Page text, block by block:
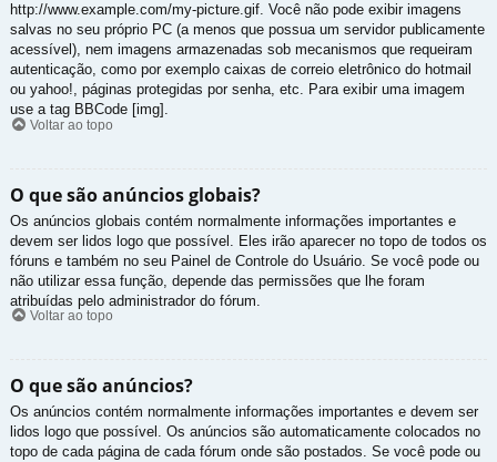
http://www.example.com/my-picture.gif. Você não pode exibir imagens
salvas no seu próprio PC (a menos que possua um servidor publicamente
acessível), nem imagens armazenadas sob mecanismos que requeiram
autenticação, como por exemplo caixas de correio eletrônico do hotmail
ou yahoo!, páginas protegidas por senha, etc. Para exibir uma imagem
use a tag BBCode [img].
Voltar ao topo
O que são anúncios globais?
Os anúncios globais contém normalmente informações importantes e
devem ser lidos logo que possível. Eles irão aparecer no topo de todos os
fóruns e também no seu Painel de Controle do Usuário. Se você pode ou
não utilizar essa função, depende das permissões que lhe foram
atribuídas pelo administrador do fórum.
Voltar ao topo
O que são anúncios?
Os anúncios contém normalmente informações importantes e devem ser
lidos logo que possível. Os anúncios são automaticamente colocados no
topo de cada página de cada fórum onde são postados. Se você pode ou